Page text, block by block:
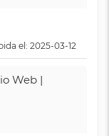
el: 2025-03-12
Web |